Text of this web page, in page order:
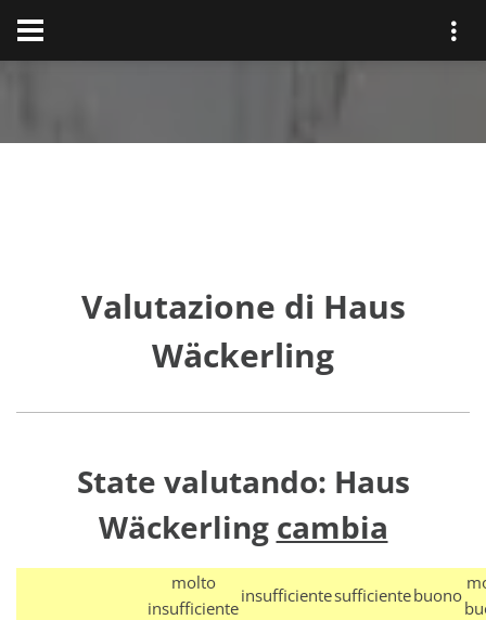
Valutazione di Haus
Wäckerling
State valutando: Haus
Wäckerling cambia
molto
insufficiente
insufficientesufficientebuono